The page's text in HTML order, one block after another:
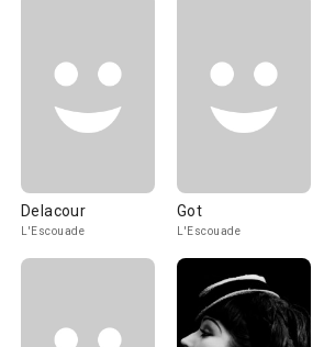
Delacour
L'Escouade
Got
L'Escouade